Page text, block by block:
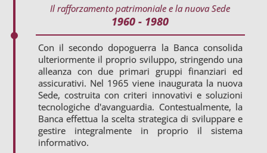
Il rafforzamento patrimoniale e la nuova Sede
1960 - 1980
Con il secondo dopoguerra la Banca consolida
ulteriormente il proprio sviluppo, stringendo una
alleanza con due primari gruppi finanziari ed
assicurativi. Nel 1965 viene inaugurata la nuova
Sede, costruita con criteri innovativi e soluzioni
tecnologiche d'avanguardia. Contestualmente, la
Banca effettua la scelta strategica di sviluppare e
gestire integralmente in proprio il sistema
informativo.